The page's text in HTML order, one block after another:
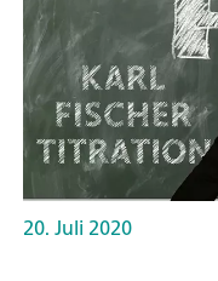
20. Juli 2020